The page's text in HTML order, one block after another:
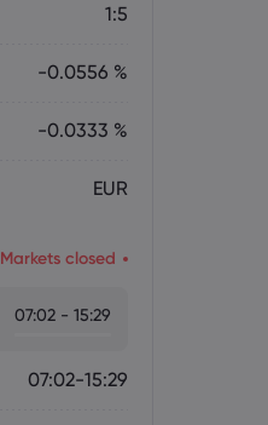
1:5
-0.0556 %
-0.0333 %
EUR
Markets closed
07:02 - 15:29
07:02-15:29